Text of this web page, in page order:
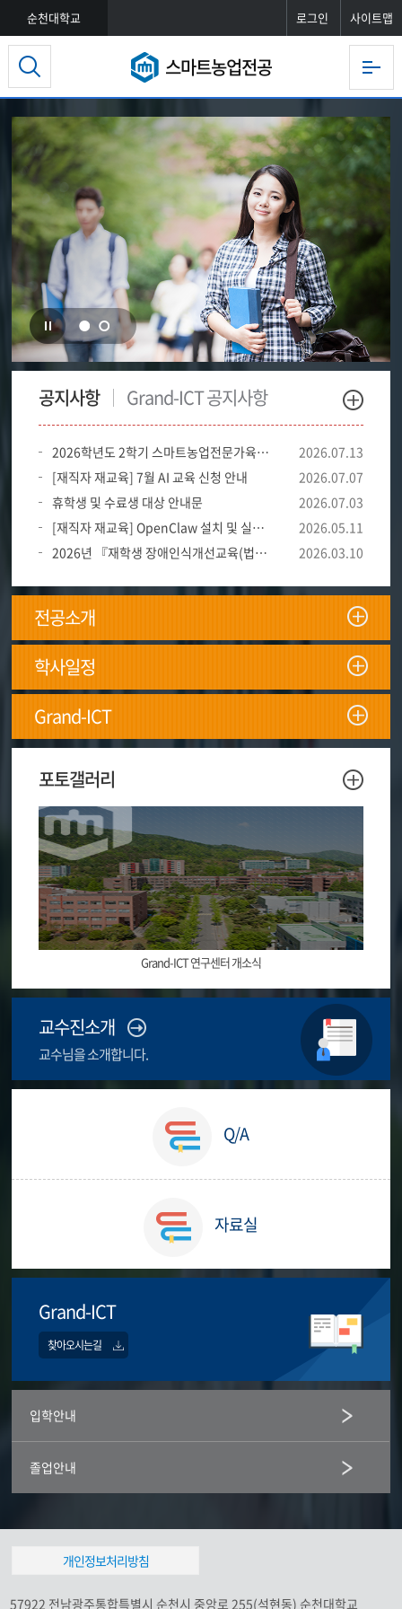
순천대학교 로그인 사이트맵
스마트농업전공
공지사항
2026학년도 2학기 스마트농업전문가육성장학금 신청 서류 제출 안내
2026.07.13
[재직자 재교육] 7월 AI 교육 신청 안내
2026.07.07
휴학생 및 수료생 대상 안내문
2026.07.03
[재직자 재교육] OpenClaw 설치 및 실무 활용 과정 개강
2026.05.11
2026년 『재학생 장애인식개선교육(법정교육)』 의무이수 안내
2026.03.10
Grand-ICT 공지사항
전공소개
전공소개페이지로 이동합니다.
학사일정
학사일정페이지로 이동합니다.
Grand-ICT
포토갤러리
Grand-ICT 연구센터 개소식
Grand-ICT 연구센터 개소식
교수진소개
교수님을 소개합니다.
Q/A
자료실
Grand-ICT
찾아오시는길
입학안내
졸업안내
개인정보처리방침
57922 전남광주통합특별시 순천시 중앙로 255(석현동) 순천대학교